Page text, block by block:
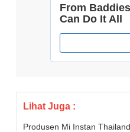
Lihat Juga :
Produsen Mi Instan